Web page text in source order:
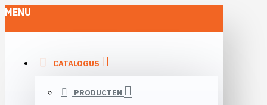
MENU
CATALOGUS
PRODUCTEN